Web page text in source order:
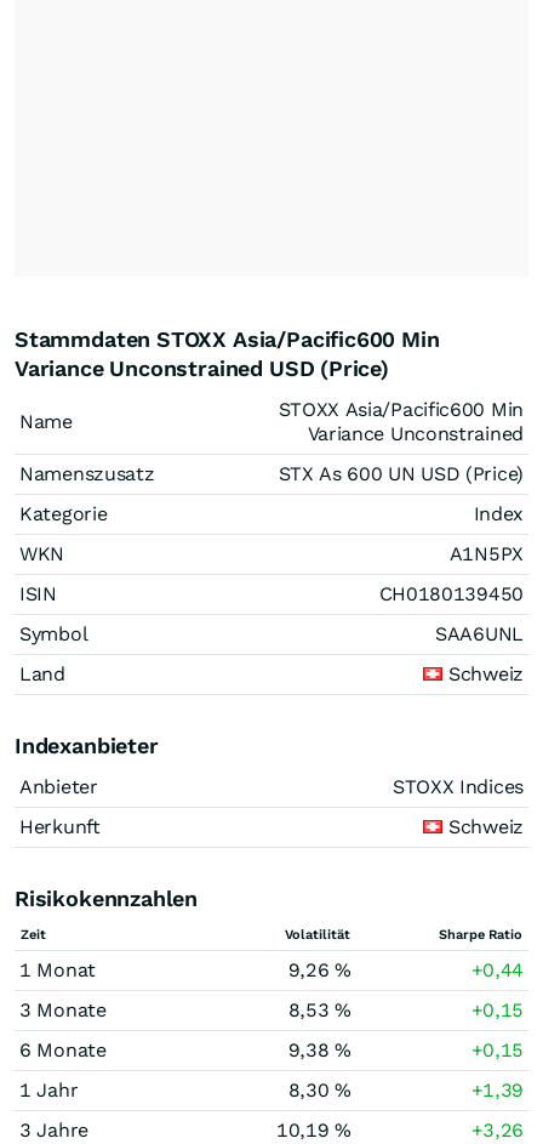
Stammdaten STOXX Asia/Pacific600 Min
Variance Unconstrained USD (Price)
Name
STOXX Asia/Pacific600 Min
Variance Unconstrained
Namenszusatz
STX As 600 UN USD (Price)
Kategorie
Index
WKN
A1N5PX
ISIN
CH0180139450
Symbol
SAA6UNL
Land
Schweiz
Indexanbieter
Anbieter
STOXX Indices
Herkunft
Schweiz
Risikokennzahlen
Zeit Volatilität Sharpe Ratio
1 Monat 9,26 %
+0,44
3 Monate
8,53 %
+0,15
6 Monate
9,38 %
+0,15
1 Jahr
8,30 %
+1,39
3 Jahre
10,19 % +3,26